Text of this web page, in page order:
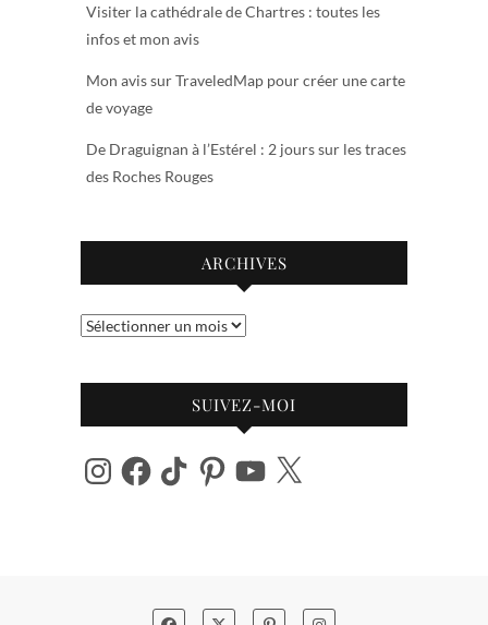
Visiter la cathédrale de Chartres : toutes les
infos et mon avis
Mon avis sur TraveledMap pour créer une carte
de voyage
De Draguignan à l’Estérel : 2 jours sur les traces
des Roches Rouges
ARCHIVES
Archives
SUIVEZ-MOI
InstagramFacebook
TikTok PinterestYouTube
X